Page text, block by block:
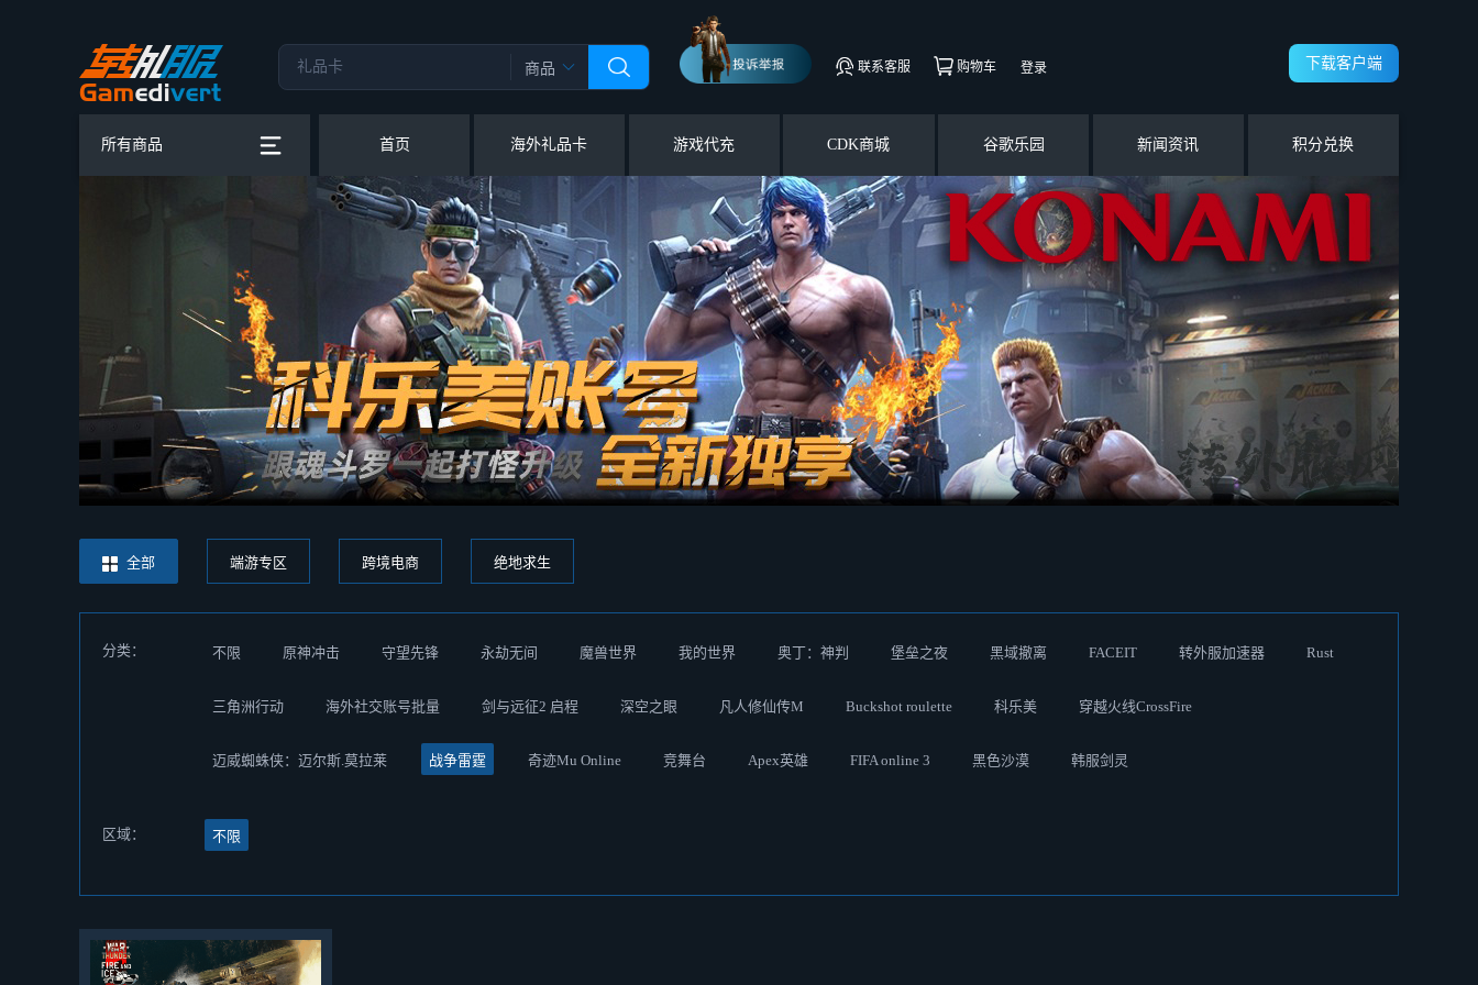
商品 联系客服 购物车 登录 下载客户端
所有商品 首页 海外礼品卡 游戏代充 CDK商城 谷歌乐园 新闻资讯 积分兑换
全部 端游专区 跨境电商 绝地求生
分类： 不限 原神冲击 守望先锋 永劫无间 魔兽世界 我的世界 奥丁：神判 堡垒之夜 黑域撤离 FACEIT 转外服加速器 Rust
三角洲行动 海外社交账号批量 剑与远征2 启程 深空之眼 凡人修仙传M Buckshot roulette 科乐美 穿越火线CrossFire
迈威蜘蛛侠：迈尔斯.莫拉莱 战争雷霆 奇迹Mu Online 竞舞台 Apex英雄 FIFA online 3 黑色沙漠 韩服剑灵
区域： 不限